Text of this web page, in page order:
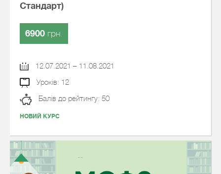
Стандарт)
6900 грн.
12.07.2021 – 11.08.2021
Уроків: 12
Балів до рейтингу: 50
НОВИЙ КУРС